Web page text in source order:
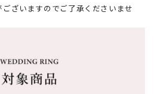
ざいますのでご了承くださいませ